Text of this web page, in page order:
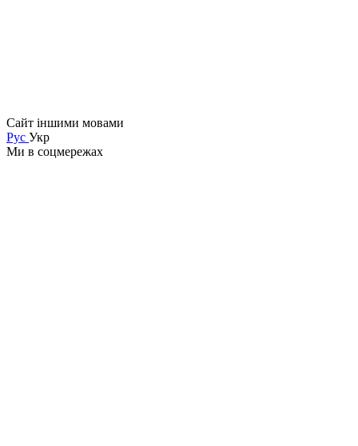
Сайт іншими мовами
Рус Укр
Ми в соцмережах